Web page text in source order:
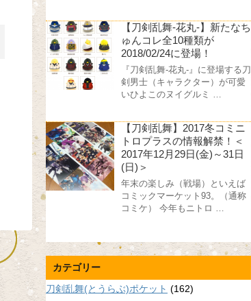
【刀剣乱舞-花丸-】新たなち
ゅんコレ全10種類が
2018/02/24に登場！
『刀剣乱舞-花丸-』に登場する刀
剣男士（キャラクター）が可愛
いひよこのヌイグルミ …
【刀剣乱舞】2017冬コミニ
トロプラスの情報解禁！＜
2017年12月29日(金)～31日
(日)＞
年末の楽しみ（戦場）といえば
コミックマーケット93。（通称
コミケ） 今年もニトロ …
カテゴリー
刀剣乱舞(とうらぶ)ポケット (162)